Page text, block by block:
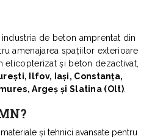
de beton amprentat din
amenajarea spațiilor exterioare
elicopterizat și beton dezactivat,
Ilfov, Iași, Constanța,
Argeș și Slatina (Olt).
și tehnici avansate pentru